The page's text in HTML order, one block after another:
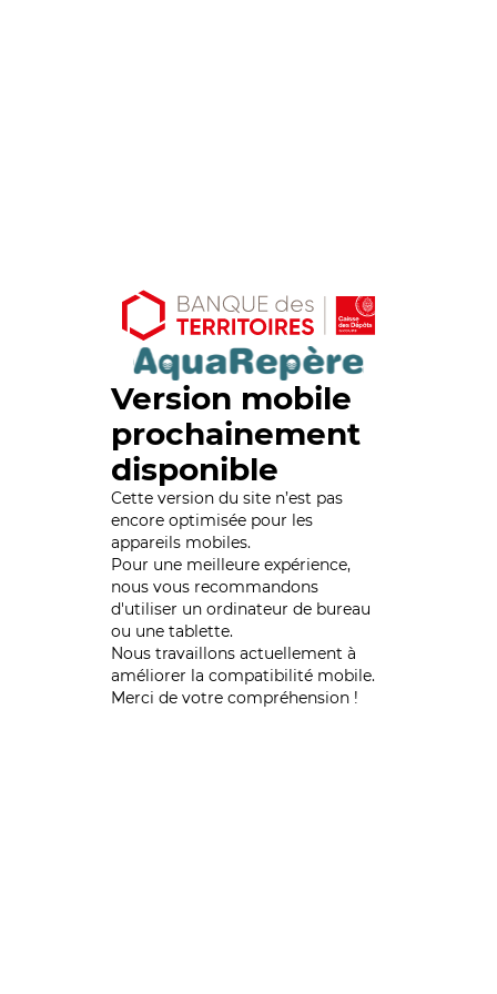
Version mobile
prochainement
disponible
Cette version du site n’est pas
encore optimisée pour les
appareils mobiles.
Pour une meilleure expérience,
nous vous recommandons
d'utiliser un ordinateur de bureau
ou une tablette.
Nous travaillons actuellement à
améliorer la compatibilité mobile.
Merci de votre compréhension !